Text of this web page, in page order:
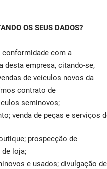
OS SEUS DADOS?
conformidade com a
desta empresa, citando-se,
de veículos novos da
contrato de
seminovos;
venda de peças e serviços
prospecção de
de loja;
e usados; divulgação